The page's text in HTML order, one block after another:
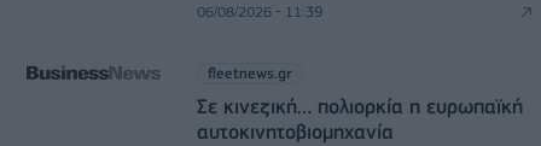
06/08/2026 - 11:39
fleetnews.gr
Σε κινεζική… πολιορκία η ευρωπαϊκή
αυτοκινητοβιομηχανία